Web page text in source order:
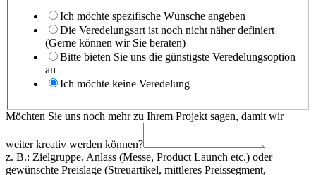
Ich möchte spezifische Wünsche angeben
Die Veredelungsart ist noch nicht näher definiert
(Gerne können wir Sie beraten)
Bitte bieten Sie uns die günstigste Veredelungsoption
an
Ich möchte keine Veredelung
Möchten Sie uns noch mehr zu Ihrem Projekt sagen, damit wir
weiter kreativ werden können?
z. B.: Zielgruppe, Anlass (Messe, Product Launch etc.) oder
gewünschte Preislage (Streuartikel, mittleres Preissegment,